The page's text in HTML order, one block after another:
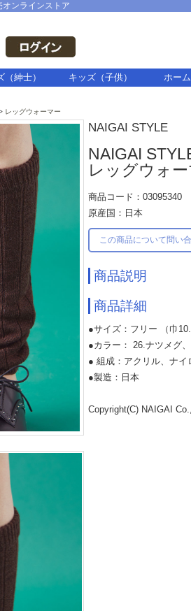
ンラインストア
（紳士） キッズ（子供） ホー
レッグウォーマー
NAIGAI STYLE
NAIGAI
レッグウォ
商品コード：03095340
原産国：日本
この商品について問い
商品説明
商品詳細
●サイズ：フリー （巾
●カラー： 26.ナツメグ
● 組成：アクリル、ナイ
●製造：日本
Copyright(C) NAIGAI